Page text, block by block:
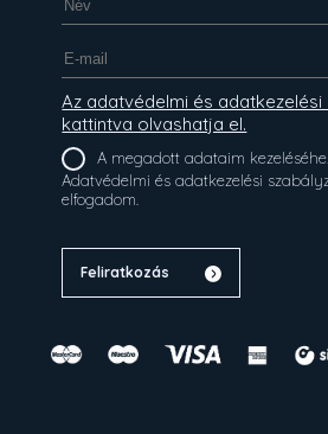
Az adatvédelmi és
kattintva olvashatja el.
A megadott adataim
Adatvédelmi és adatkezelési szabályzatban
elfogadom.
Feliratkozás